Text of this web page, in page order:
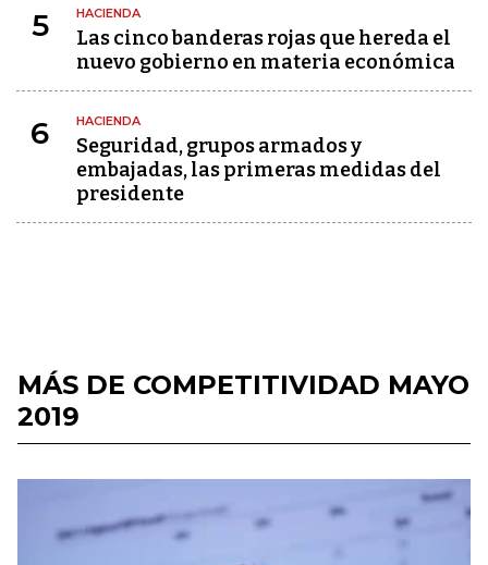
5 HACIENDA
Las cinco banderas rojas que hereda el
nuevo gobierno en materia económica
6 HACIENDA
Seguridad, grupos armados y
embajadas, las primeras medidas del
presidente
MÁS DE COMPETITIVIDAD MAYO
2019